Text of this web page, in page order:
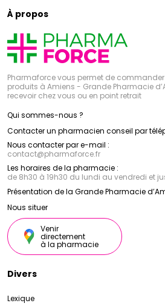
À propos
Pharmaforce vous permet de commander
produits à Amiens - Grande Pharmacie
recevoir chez vous ou en point retrait
Qui sommes-nous ?
Contacter un pharmacien conseil par
Nous contacter par e-mail :
contact@pharmaforce.fr
Les horaires de la pharmacie :
de 8h30 à 19h30 du lundi au vendredi et
Présentation de la Grande Pharmacie
Nous situer
Venir
directement
à la pharmacie
Divers
Lexique